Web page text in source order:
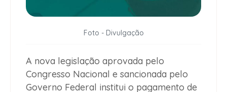
Foto - Divulgação
A nova legislação aprovada pelo
Congresso Nacional e sancionada pelo
Governo Federal institui o pagamento de